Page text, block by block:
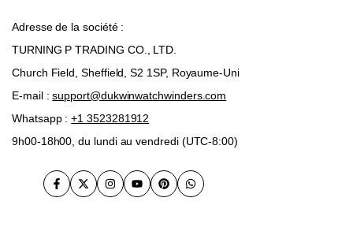
Adresse de la société :
TURNING P TRADING CO., LTD.
Church Field, Sheffield, S2 1SP, Royaume-Uni
E-mail :support@dukwinwatchwinders.com
Whatsapp :+1 3523281912
9h00-18h00, du lundi au vendredi (UTC-8:00)
FacebookTwitterInstagram
YoutubePinterestWhatsApp